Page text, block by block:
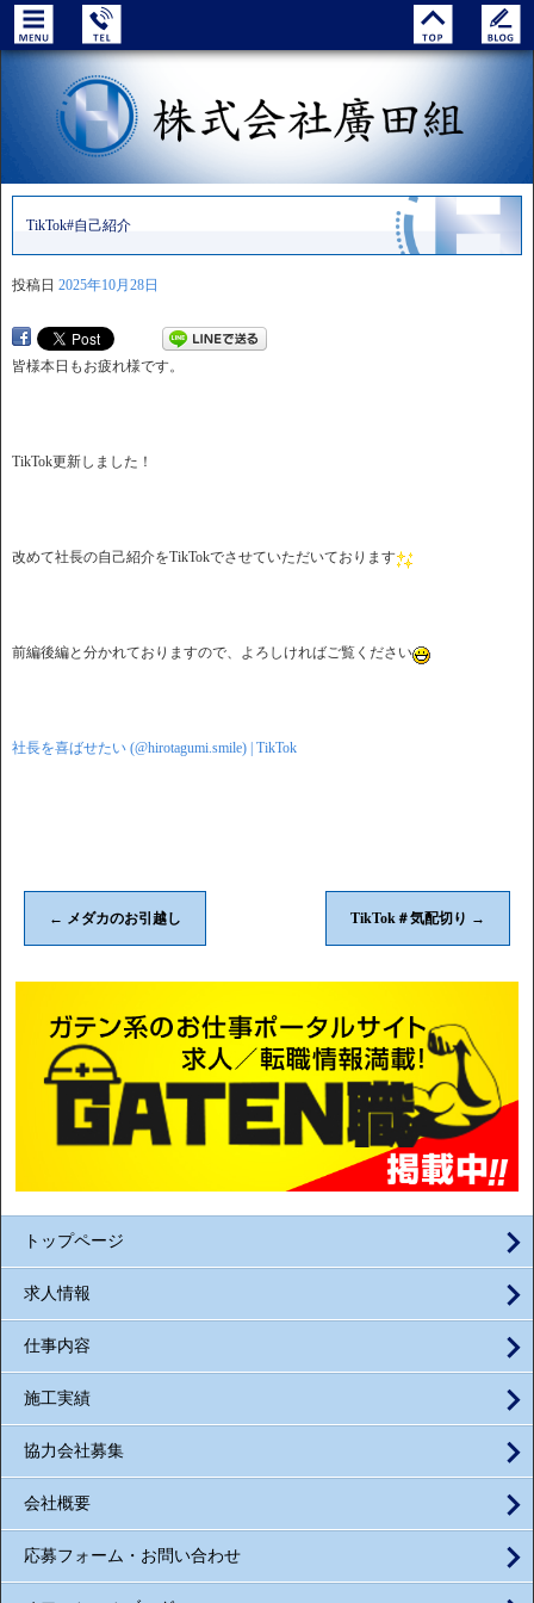
TikTok#自己紹介
投稿日 2025年10月28日
皆様本日もお疲れ様です。
TikTok更新しました！
改めて社長の自己紹介をTikTokでさせていただいております
前編後編と分かれておりますので、よろしければご覧ください
社長を喜ばせたい (@hirotagumi.smile) | TikTok
← メダカのお引越し TikTok＃気配切り →
トップページ
求人情報
仕事内容
施工実績
協力会社募集
会社概要
応募フォーム・お問い合わせ